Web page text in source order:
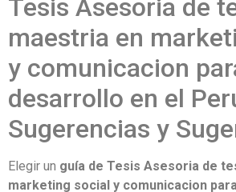
Tesis Asesoria de
maestria en
y comunicacion
desarrollo en el
Sugerencias y
Elegir un guía de Tesis Asesoria de
marketing social y comunicacion